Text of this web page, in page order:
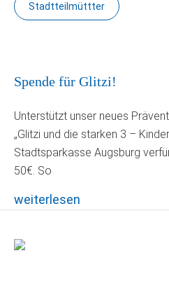
Stadtteilmüttter
Spende für Glitzi!
Unterstützt unser neues
„Glitzi und die starken 3 –
Stadtsparkasse Augsburg
50€. So
weiterlesen